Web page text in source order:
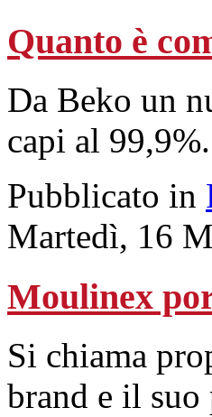
Quanto è
Da Beko un
capi al 99,9%.
Pubblicato in
Martedì, 16
Moulinex
Si chiama
brand e il